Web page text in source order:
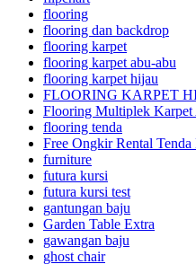
flooring
flooring dan backdrop
flooring karpet
flooring karpet abu-abu
flooring karpet hijau
FLOORING KARPET
Flooring Multiplek Karpet
flooring tenda
Free Ongkir Rental Tenda
furniture
futura kursi
futura kursi test
gantungan baju
Garden Table Extra
gawangan baju
ghost chair